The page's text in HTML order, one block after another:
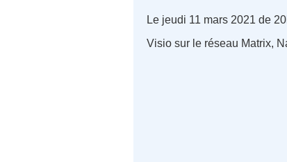
Le jeudi 11 mars 2021 de
Visio sur le réseau Matrix,